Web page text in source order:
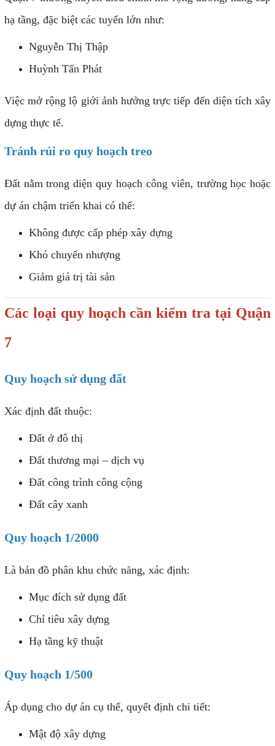
hạ tầng, đặc biệt các tuyến lớn như:
Nguyễn Thị Thập
Huỳnh Tấn Phát
Việc mở rộng lộ giới ảnh hưởng trực tiếp đến diện tích xây
dựng thực tế.
Tránh rủi ro quy hoạch treo
Đất nằm trong diện quy hoạch công viên, trường học hoặc
dự án chậm triển khai có thể:
Không được cấp phép xây dựng
Khó chuyển nhượng
Giảm giá trị tài sản
Các loại quy hoạch cần kiểm tra tại Quận
7
Quy hoạch sử dụng đất
Xác định đất thuộc:
Đất ở đô thị
Đất thương mại – dịch vụ
Đất công trình công cộng
Đất cây xanh
Quy hoạch 1/2000
Là bản đồ phân khu chức năng, xác định:
Mục đích sử dụng đất
Chỉ tiêu xây dựng
Hạ tầng kỹ thuật
Quy hoạch 1/500
Áp dụng cho dự án cụ thể, quyết định chi tiết:
Mật độ xây dựng